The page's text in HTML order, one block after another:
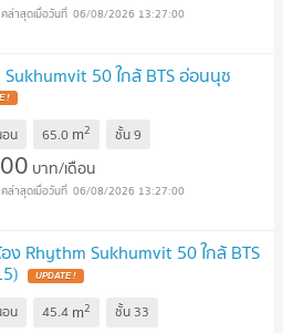
06/08/2026 13:27:00
50 ใกล้ BTS อ่อนนุช
!
น 65.0 m2 ชั้น9
บาท/เดือน
06/08/2026 13:27:00
Rhythm Sukhumvit 50 ใกล้ BTS
UPDATE !
น 45.4 m2 ชั้น 33